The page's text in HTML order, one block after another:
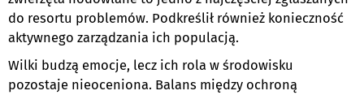
do resortu problemów. Podkreślił również konieczność
aktywnego zarządzania ich populacją.
Wilki budzą emocje, lecz ich rola w środowisku
pozostaje nieoceniona. Balans między ochroną